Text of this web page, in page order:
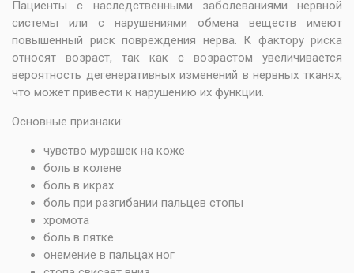
Пациенты с наследственными заболеваниями нервной
системы или с нарушениями обмена веществ имеют
повышенный риск повреждения нерва. К фактору риска
относят возраст, так как с возрастом увеличивается
вероятность дегенеративных изменений в нервных тканях,
что может привести к нарушению их функции.
Основные признаки:
чувство мурашек на коже
боль в колене
боль в икрах
боль при разгибании пальцев стопы
хромота
боль в пятке
онемение в пальцах ног